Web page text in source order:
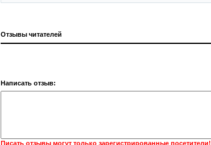
Отзывы читателей
Написать отзыв:
Писать отзывы могут только зарегистрированные посетители!